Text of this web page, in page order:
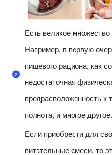
Есть великое множество
Например, в первую
пищевого рациона, как
недостаточная
предрасположенность к
полнота, и многое другое.
Если приобрести для
питательные смеси, то